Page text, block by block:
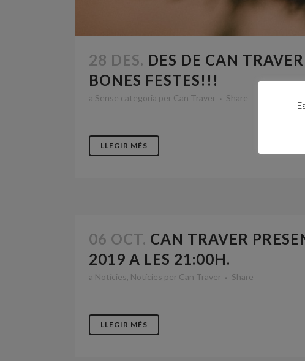
28 DES. DES DE CAN
BONES FESTES!!!
a Sense categoria per Can Traver Share
LLEGIR MÉS
06 OCT. CAN TRAVER
2019 A LES 21:00H.
a Notícies Notícies per Can Traver Share
LLEGIR MÉS